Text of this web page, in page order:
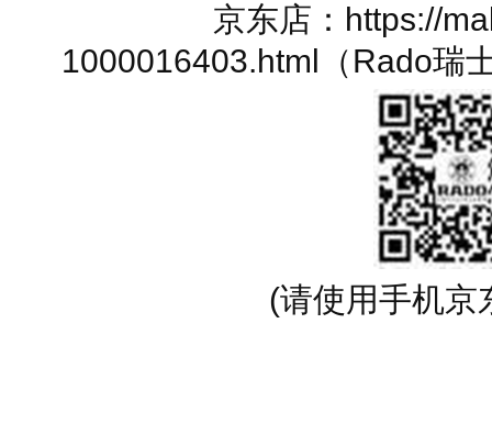
京东店：https://
1000016403.html（Rado瑞
(请使用手机京